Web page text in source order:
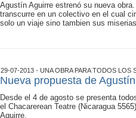
Agustín Aguirre estrenó su nueva
transcurre en un colectivo en el cual
solo un viaje sino tambien sus
29-07-2013 - UNA OBRA PARA TODOS LOS
Nueva propuesta de
Desde el 4 de agosto se presenta
el Chacarerean Teatre (Nicaragua
Aguirre.